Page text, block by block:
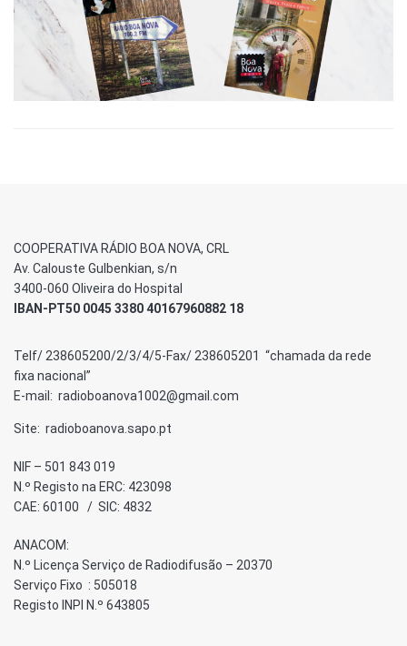
COOPERATIVA RÁDIO BOA NOVA, CRL
Av. Calouste Gulbenkian, s/n
3400-060 Oliveira do Hospital
IBAN-PT50 0045 3380 40167960882 18
Telf/ 238605200/2/3/4/5-Fax/ 238605201 “chamada da rede
fixa nacional”
E-mail: radioboanova1002@gmail.com
Site: radioboanova.sapo.pt
NIF – 501 843 019
N.º Registo na ERC: 423098
CAE: 60100 / SIC: 4832
ANACOM:
N.º Licença Serviço de Radiodifusão – 20370
Serviço Fixo : 505018
Registo INPI N.º 643805